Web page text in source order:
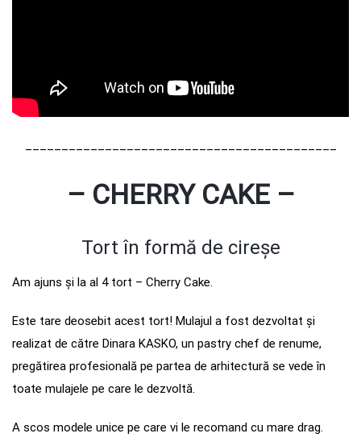
– CHERRY CAKE –
Tort în formă de cireșe
Am ajuns și la al 4 tort – Cherry Cake.
Este tare deosebit acest tort! Mulajul a fost dezvoltat și
realizat de către Dinara KASKO, un pastry chef de renume,
pregătirea profesională pe partea de arhitectură se vede în
toate mulajele pe care le dezvoltă.
A scos modele unice pe care vi le recomand cu mare drag.